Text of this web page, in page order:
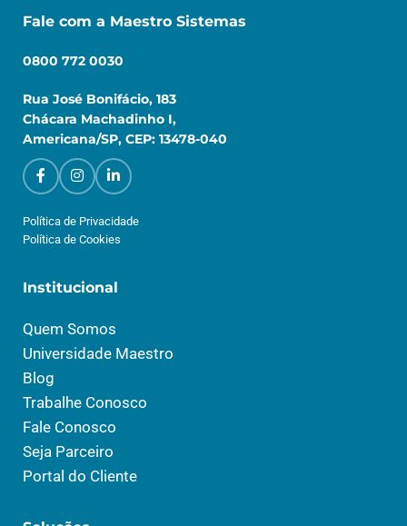
Fale com a Maestro Sistemas
0800 772 0030
Rua José Bonifácio, 183
Chácara Machadinho I,
Americana/SP, CEP: 13478-040
Política de Privacidade
Política de Cookies
Institucional
Quem Somos
Universidade Maestro
Blog
Trabalhe Conosco
Fale Conosco
Seja Parceiro
Portal do Cliente